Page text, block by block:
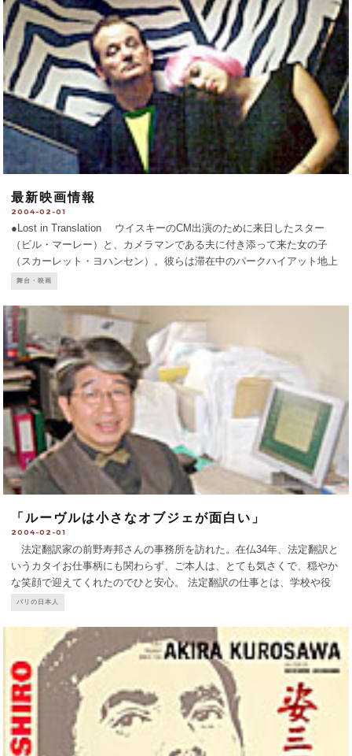
最新映画情報
2004-02-01
●Lost in Translation ウイスキーのCM出演のために来日したスター
（ビル・マーレー）と、カメラマンである夫に付き添って来た女の子
（スカーレット・ヨハンセン）。彼らは滞在中のパークハイアット地上
X階のバーで顔見知りになる。異国の地で孤独と退屈を持て余すふうだ
舞台・映画
「ルーヴルは小さなオブジェが面白い」
2004-02-01
法定翻訳家の前野寿邦さんの事務所を訪れた。在仏34年、法定翻訳と
いうカタイお仕事柄にも関わらず、ご本人は、とても気さくで、穏やか
な笑顔で迎えてくれたのでひと安心。 法定翻訳の仕事とは、学校や役
所に提出する正式な書類の翻訳だけかと思いきや、前野さんは、犯罪や
パリの日本人